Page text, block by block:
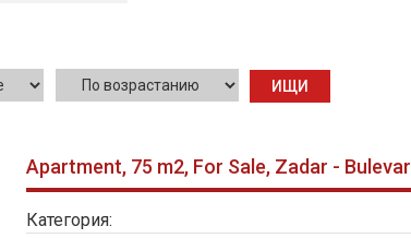
ИЩИ
Apartment, 75 m2, For Sale, Zadar - Bulevar
Категория: